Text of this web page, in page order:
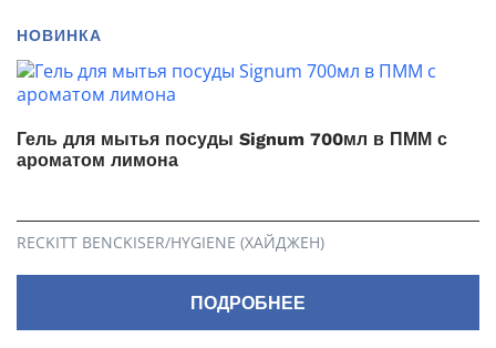
НОВИНКА
Гель для мытья посуды Signum 700мл в ПММ с
ароматом лимона
RECKITT BENCKISER/HYGIENE (ХАЙДЖЕН)
ПОДРОБНЕЕ